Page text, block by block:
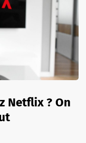
Netflix ? On